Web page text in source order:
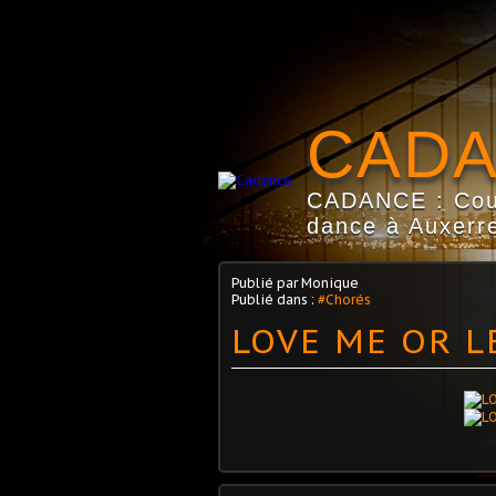
CADANCE :
dance à
Publié par Monique
Publié dans : #Chorés
LOVE ME OR